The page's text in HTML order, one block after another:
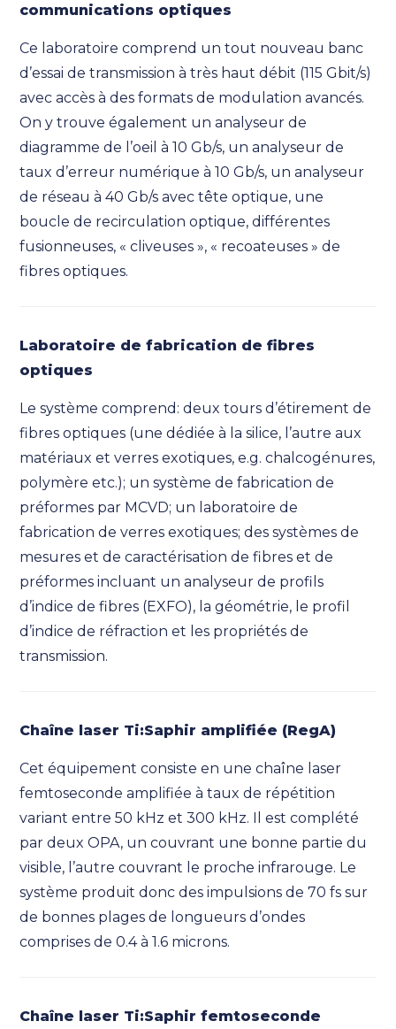
communications optiques
Ce laboratoire comprend un tout nouveau banc
d’essai de transmission à très haut débit (115 Gbit/s)
avec accès à des formats de modulation avancés.
On y trouve également un analyseur de
diagramme de l’oeil à 10 Gb/s, un analyseur de
taux d’erreur numérique à 10 Gb/s, un analyseur
de réseau à 40 Gb/s avec tête optique, une
boucle de recirculation optique, différentes
fusionneuses, « cliveuses », « recoateuses » de
fibres optiques.
Laboratoire de fabrication de fibres
optiques
Le système comprend: deux tours d’étirement de
fibres optiques (une dédiée à la silice, l’autre aux
matériaux et verres exotiques, e.g. chalcogénures,
polymère etc.); un système de fabrication de
préformes par MCVD; un laboratoire de
fabrication de verres exotiques; des systèmes de
mesures et de caractérisation de fibres et de
préformes incluant un analyseur de profils
d’indice de fibres (EXFO), la géométrie, le profil
d’indice de réfraction et les propriétés de
transmission.
Chaîne laser Ti:Saphir amplifiée (RegA)
Cet équipement consiste en une chaîne laser
femtoseconde amplifiée à taux de répétition
variant entre 50 kHz et 300 kHz. Il est complété
par deux OPA, un couvrant une bonne partie du
visible, l’autre couvrant le proche infrarouge. Le
système produit donc des impulsions de 70 fs sur
de bonnes plages de longueurs d’ondes
comprises de 0.4 à 1.6 microns.
Chaîne laser Ti:Saphir femtoseconde